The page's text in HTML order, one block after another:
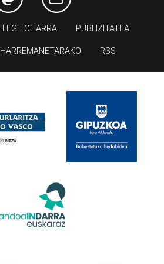
LEGE OHARRA PUBLIZITATEA
HARREMANETARAKO RSS